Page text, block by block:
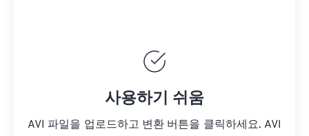
사용하기 쉬움
AVI 파일을 업로드하고 변환 버튼을 클릭하세요. AVI